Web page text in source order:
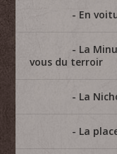
En
La
vous du terroir
La
La